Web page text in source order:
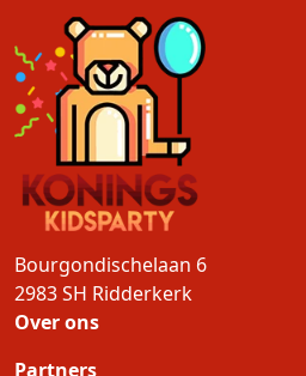
Bourgondischelaan 6
2983 SH Ridderkerk
Over ons
Partners